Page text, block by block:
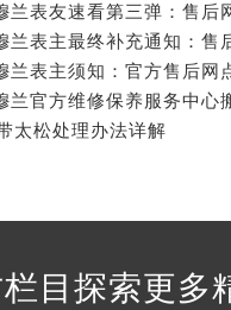
）
约）
约）
约）
中心（需提前预约）
兰售后服务中心（需提
兰表友速看第三弹：售后
兰表主最终补充通知：售
兰表主须知：官方售后网
太松处理办法详解
目探索更多